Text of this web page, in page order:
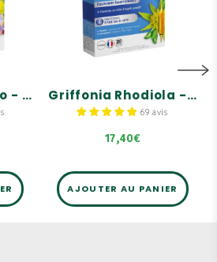
Stress Control Bio - 30 gélules Griffonia Rhodiola - 20 ampoules
69 avis
17,40€
Formule associant le
Griffonia titré en 5-HTTP,
un acide aminé rare, et la
Rhodiola.
améliorant l'activité
l'impact négatif du stress
sur l'organisme.
AJOUTER AU PANIER